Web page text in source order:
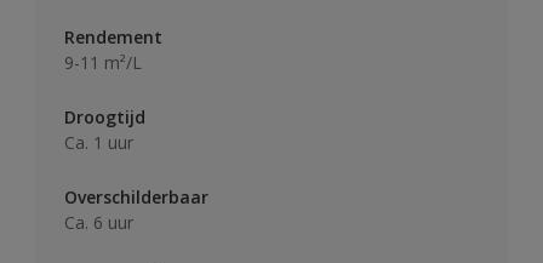
Rendement
9-11 m²/L
Droogtijd
Ca. 1 uur
Overschilderbaar
Ca. 6 uur